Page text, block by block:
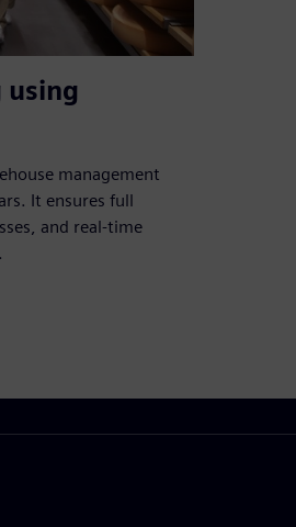
using
management
It ensures full
and real-time